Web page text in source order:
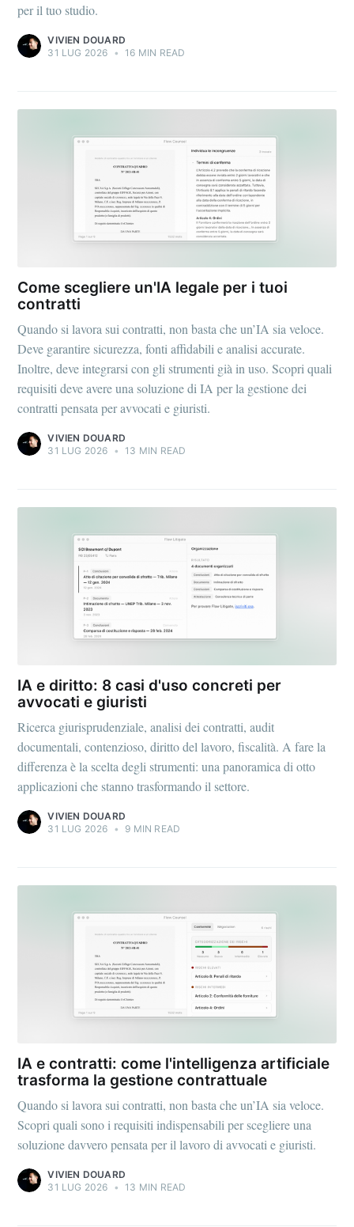
per il tuo studio.
VIVIEN DOUARD
31 LUG 2026 • 16 MIN READ
Come scegliere un'IA legale per i tuoi
contratti
Quando si lavora sui contratti, non basta che un’IA sia veloce.
Deve garantire sicurezza, fonti affidabili e analisi accurate.
Inoltre, deve integrarsi con gli strumenti già in uso. Scopri quali
requisiti deve avere una soluzione di IA per la gestione dei
contratti pensata per avvocati e giuristi.
VIVIEN DOUARD
31 LUG 2026 • 13 MIN READ
IA e diritto: 8 casi d'uso concreti per
avvocati e giuristi
Ricerca giurisprudenziale, analisi dei contratti, audit
documentali, contenzioso, diritto del lavoro, fiscalità. A fare la
differenza è la scelta degli strumenti: una panoramica di otto
applicazioni che stanno trasformando il settore.
VIVIEN DOUARD
31 LUG 2026 • 9 MIN READ
IA e contratti: come l'intelligenza artificiale
trasforma la gestione contrattuale
Quando si lavora sui contratti, non basta che un’IA sia veloce.
Scopri quali sono i requisiti indispensabili per scegliere una
soluzione davvero pensata per il lavoro di avvocati e giuristi.
VIVIEN DOUARD
31 LUG 2026 • 13 MIN READ
Subscribe to